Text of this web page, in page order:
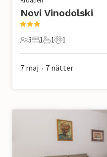
Novi Vinodolski
3 Gäster
3
1 Sovrum
1
1 Badrum
1
1 Husdjur
1
7 maj • 7 nätter